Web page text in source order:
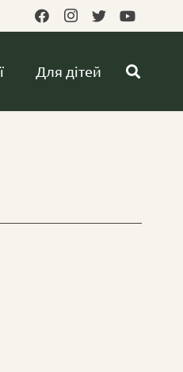
Для дітей